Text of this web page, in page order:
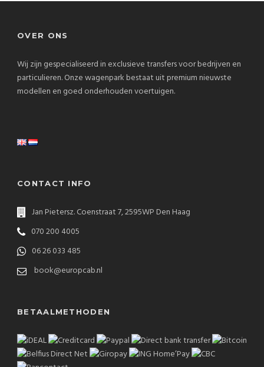
OVER ONS
Wij zijn gespecialiseerd in exclusieve transfers voor bedrijven en
particulieren. Onze wagenpark bestaat uit premium nieuwste
modellen en goed onderhouden voertuigen.
CONTACT INFO
Jan Pietersz. Coenstraat 7, 2595WP Den Haag
070 200 4005
06 26 033 485
book@europcab.nl
BETAALMETHODEN